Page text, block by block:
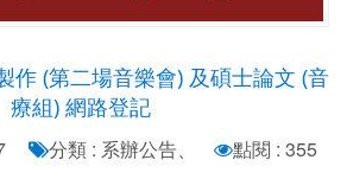
作 (第二場音樂會) 及碩士論文 (音
療組) 網路登記
分類 : 系辦公告、
點閱 : 355